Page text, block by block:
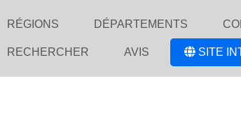
RÉGIONS DÉPARTEMENTS
RECHERCHER AVIS SITE